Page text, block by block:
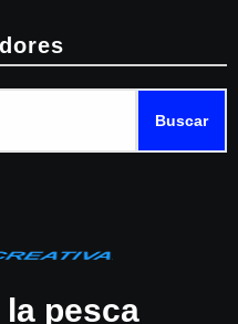
Buscar
la pesca